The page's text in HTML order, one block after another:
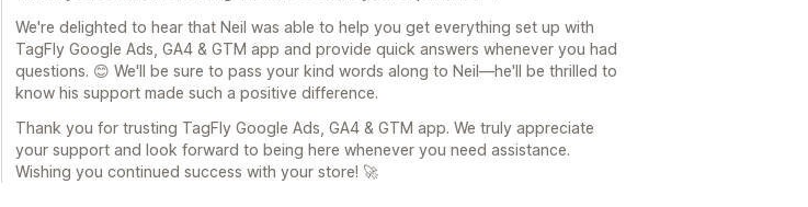
We're delighted to hear that Neil was able to help you get everything set up with
TagFly Google Ads, GA4 & GTM app and provide quick answers whenever you had
questions. 😊 We'll be sure to pass your kind words along to Neil—he'll be thrilled to
know his support made such a positive difference.
Thank you for trusting TagFly Google Ads, GA4 & GTM app. We truly appreciate
your support and look forward to being here whenever you need assistance.
Wishing you continued success with your store! 🚀